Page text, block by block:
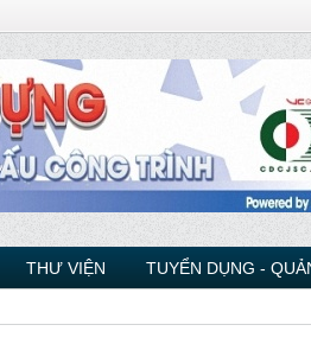
THƯ VIỆN TUYỂN DỤNG -